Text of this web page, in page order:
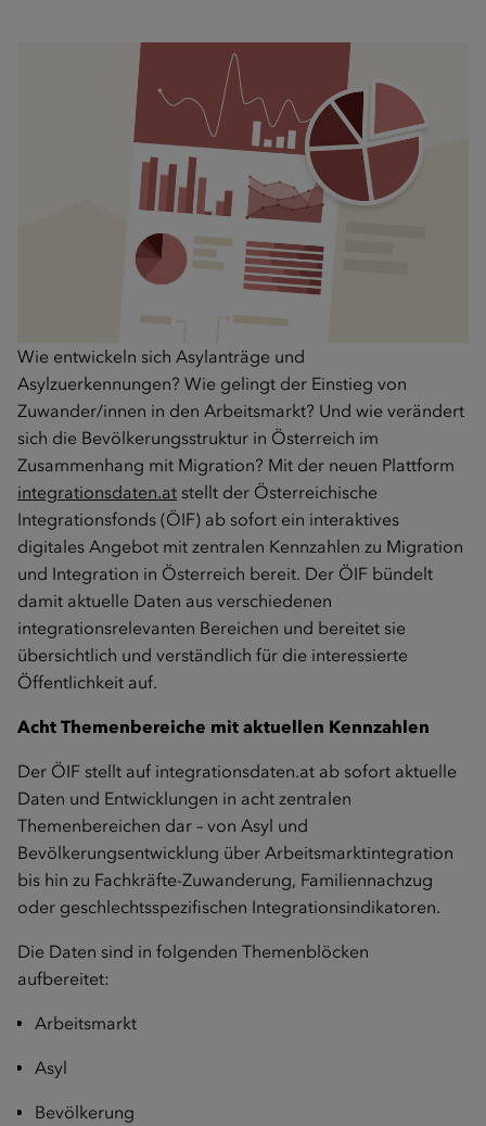
Wie entwickeln sich Asylanträge und
Asylzuerkennungen? Wie gelingt der Einstieg von
Zuwander/innen in den Arbeitsmarkt? Und wie verändert
sich die Bevölkerungsstruktur in Österreich im
Zusammenhang mit Migration? Mit der neuen Plattform
integrationsdaten.at stellt der Österreichische
Integrationsfonds (ÖIF) ab sofort ein interaktives
digitales Angebot mit zentralen Kennzahlen zu Migration
und Integration in Österreich bereit. Der ÖIF bündelt
damit aktuelle Daten aus verschiedenen
integrationsrelevanten Bereichen und bereitet sie
übersichtlich und verständlich für die interessierte
Öffentlichkeit auf.
Acht Themenbereiche mit aktuellen Kennzahlen
Der ÖIF stellt auf integrationsdaten.at ab sofort aktuelle
Daten und Entwicklungen in acht zentralen
Themenbereichen dar – von Asyl und
Bevölkerungsentwicklung über Arbeitsmarktintegration
bis hin zu Fachkräfte-Zuwanderung, Familiennachzug
oder geschlechtsspezifischen Integrationsindikatoren.
Die Daten sind in folgenden Themenblöcken
aufbereitet:
Arbeitsmarkt
Asyl
Bevölkerung